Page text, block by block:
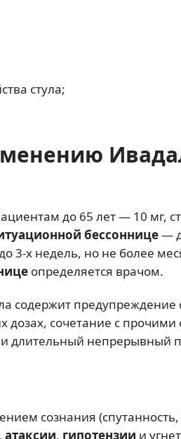
стула;
до 65 лет — 10 мг,
бессоннице—
3-х недель, но не более
определяется врачом.
содержит предупреждение
дозах, сочетание с
длительный непрерывный
сознания
, атаксии, гипотензии и